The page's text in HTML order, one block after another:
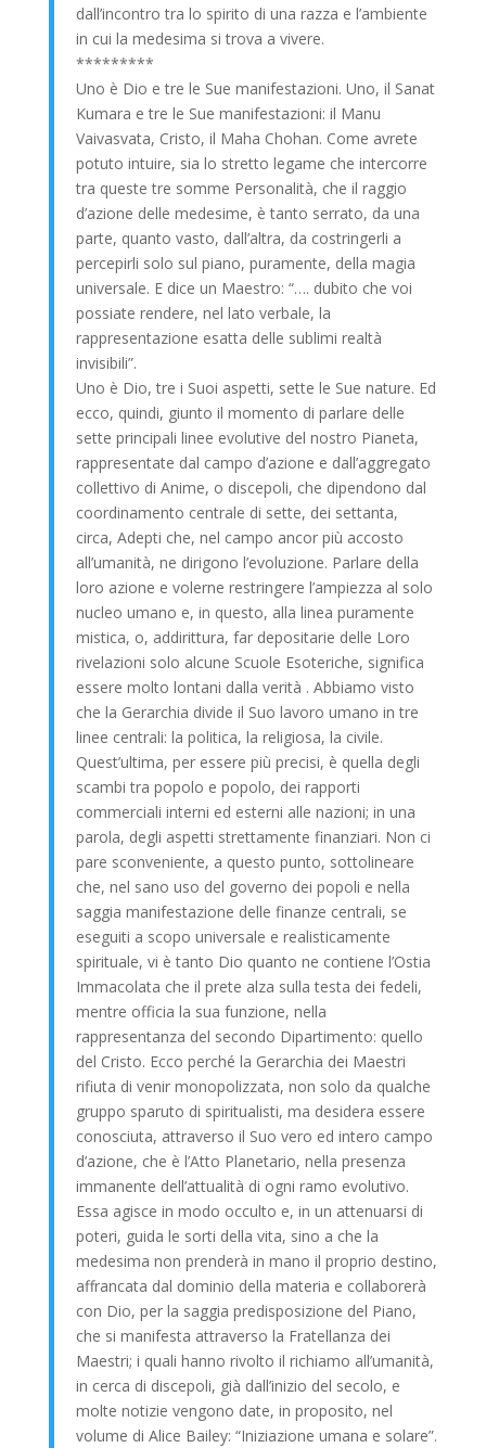
dall’incontro tra lo spirito di una razza e l’ambiente
in cui la medesima si trova a vivere.
*********
Uno è Dio e tre le Sue manifestazioni. Uno, il Sanat
Kumara e tre le Sue manifestazioni: il Manu
Vaivasvata, Cristo, il Maha Chohan. Come avrete
potuto intuire, sia lo stretto legame che intercorre
tra queste tre somme Personalità, che il raggio
d’azione delle medesime, è tanto serrato, da una
parte, quanto vasto, dall’altra, da costringerli a
percepirli solo sul piano, puramente, della magia
universale. E dice un Maestro: “…. dubito che voi
possiate rendere, nel lato verbale, la
rappresentazione esatta delle sublimi realtà
invisibili”.
Uno è Dio, tre i Suoi aspetti, sette le Sue nature. Ed
ecco, quindi, giunto il momento di parlare delle
sette principali linee evolutive del nostro Pianeta,
rappresentate dal campo d’azione e dall’aggregato
collettivo di Anime, o discepoli, che dipendono dal
coordinamento centrale di sette, dei settanta,
circa, Adepti che, nel campo ancor più accosto
all’umanità, ne dirigono l’evoluzione. Parlare della
loro azione e volerne restringere l’ampiezza al solo
nucleo umano e, in questo, alla linea puramente
mistica, o, addirittura, far depositarie delle Loro
rivelazioni solo alcune Scuole Esoteriche, significa
essere molto lontani dalla verità . Abbiamo visto
che la Gerarchia divide il Suo lavoro umano in tre
linee centrali: la politica, la religiosa, la civile.
Quest’ultima, per essere più precisi, è quella degli
scambi tra popolo e popolo, dei rapporti
commerciali interni ed esterni alle nazioni; in una
parola, degli aspetti strettamente finanziari. Non ci
pare sconveniente, a questo punto, sottolineare
che, nel sano uso del governo dei popoli e nella
saggia manifestazione delle finanze centrali, se
eseguiti a scopo universale e realisticamente
spirituale, vi è tanto Dio quanto ne contiene l’Ostia
Immacolata che il prete alza sulla testa dei fedeli,
mentre officia la sua funzione, nella
rappresentanza del secondo Dipartimento: quello
del Cristo. Ecco perché la Gerarchia dei Maestri
rifiuta di venir monopolizzata, non solo da qualche
gruppo sparuto di spiritualisti, ma desidera essere
conosciuta, attraverso il Suo vero ed intero campo
d’azione, che è l’Atto Planetario, nella presenza
immanente dell’attualità di ogni ramo evolutivo.
Essa agisce in modo occulto e, in un attenuarsi di
poteri, guida le sorti della vita, sino a che la
medesima non prenderà in mano il proprio destino,
affrancata dal dominio della materia e collaborerà
con Dio, per la saggia predisposizione del Piano,
che si manifesta attraverso la Fratellanza dei
Maestri; i quali hanno rivolto il richiamo all’umanità,
in cerca di discepoli, già dall’inizio del secolo, e
molte notizie vengono date, in proposito, nel
volume di Alice Bailey: “Iniziazione umana e solare”.